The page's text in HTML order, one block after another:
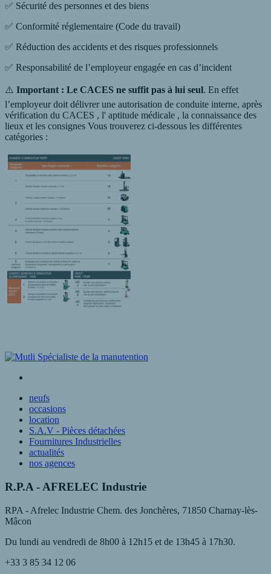
✅ Sécurité des personnes et des biens
✅ Conformité réglementaire (Code du travail)
✅ Réduction des accidents et des risques professionnels
✅ Responsabilité de l’employeur engagée en cas d’incident
⚠️ Important : Le CACES ne suffit pas à lui seul. En effet
l’employeur doit délivrer une autorisation de conduite interne, après
vérification du CACES , l' aptitude médicale , la connaissance des
lieux et les consignes Vous trouverez ci-dessous les différentes
catégories :
neufs
occasions
location
S.A.V - Pièces détachées
Fournitures Industrielles
actualités
nos agences
R.P.A - AFRELEC Industrie
RPA - Afrelec Industrie Chem. des Jonchères, 71850 Charnay-lès-
Mâcon
Du lundi au vendredi de 8h00 à 12h15 et de 13h45 à 17h30.
+33 3 85 34 12 06